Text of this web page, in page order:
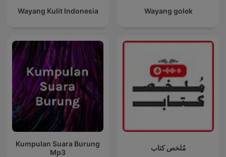
Wayang Kulit Indonesia Wayang golek
Kumpulan Suara Burung
Mp3
مُلخص كتاب